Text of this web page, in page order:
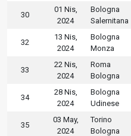
30
01 Nis,
2024
Bologna
Salernitana
32
13 Nis,
2024
Bologna
Monza
33
22 Nis,
2024
Roma
Bologna
34
28 Nis,
2024
Bologna
Udinese
35
03 May,
2024
Torino
Bologna